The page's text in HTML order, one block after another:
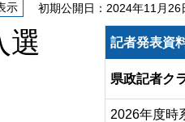
示
初期公開日：2024年11月26
選
記者発表資
県政記者ク
2026年度時